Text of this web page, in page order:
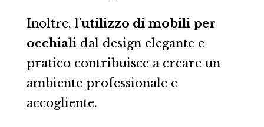
Inoltre, l’utilizzo di mobili per
occhialidal design elegante e
pratico contribuisce a creare un
ambiente professionale e
accogliente.